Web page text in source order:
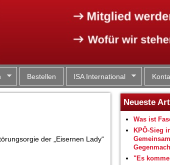
Bestellen ISA International
der „Eisernen Lady“
Neueste
Was ist
KPÖ-Sieg
"Es